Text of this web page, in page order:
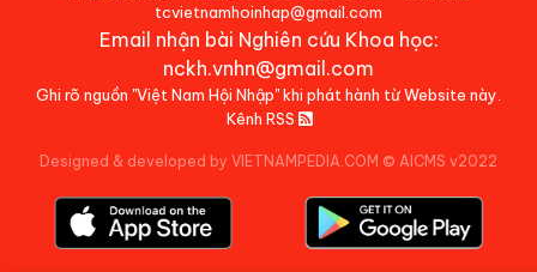
tcvietnamhoinhap@gmail.com
Email nhận bài Nghiên cứu Khoa học:
nckh.vnhn@gmail.com
Ghi rõ nguồn "Việt Nam Hội Nhập" khi phát hành từ Website này.
Kênh RSS
Designed & developed by VIETNAMPEDIA.COM © AICMS v2022